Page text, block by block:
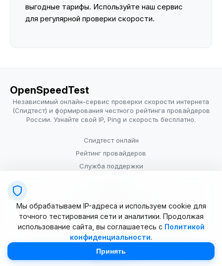
выгодные тарифы. Используйте наш сервис
для регулярной проверки скорости.
OpenSpeedTest
Независимый онлайн-сервис проверки скорости интернета
(Спидтест) и формирования честного рейтинга провайдеров
России. Узнайте свой IP, Ping и скорость бесплатно.
Спидтест онлайн
Рейтинг провайдеров
Служба поддержки
Условия использования
© 2025–2026 OpenSpeedTest (ИП Долматова В.В.). Все права
Мы обрабатываем IP-адреса и используем cookie для
точного тестирования сети и аналитики. Продолжая
использование сайта, вы соглашаетесь с Политикой
конфиденциальности.
Принять